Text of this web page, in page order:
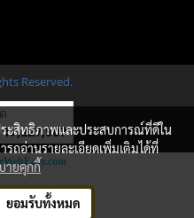
Reserved.
17,227,907
ระสิทธิภาพและประสบการณ์ที่ดีใน
รถอ่านรายละเอียดเพิ่มเติมได้ที่
ายคุกกี้
ยอมรับทั้งหมด